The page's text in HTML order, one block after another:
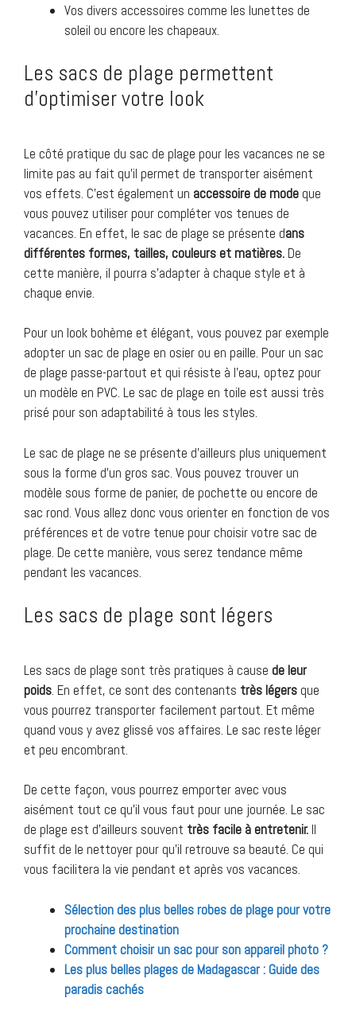
Vos divers accessoires comme les lunettes de
soleil ou encore les chapeaux.
Les sacs de plage permettent
d’optimiser votre look
Le côté pratique du sac de plage pour les vacances ne se
limite pas au fait qu’il permet de transporter aisément
vos effets. C’est également un accessoire de mode que
vous pouvez utiliser pour compléter vos tenues de
vacances. En effet, le sac de plage se présente dans
différentes formes, tailles, couleurs et matières. De
cette manière, il pourra s’adapter à chaque style et à
chaque envie.
Pour un look bohème et élégant, vous pouvez par exemple
adopter un sac de plage en osier ou en paille. Pour un sac
de plage passe-partout et qui résiste à l’eau, optez pour
un modèle en PVC. Le sac de plage en toile est aussi très
prisé pour son adaptabilité à tous les styles.
Le sac de plage ne se présente d’ailleurs plus uniquement
sous la forme d’un gros sac. Vous pouvez trouver un
modèle sous forme de panier, de pochette ou encore de
sac rond. Vous allez donc vous orienter en fonction de vos
préférences et de votre tenue pour choisir votre sac de
plage. De cette manière, vous serez tendance même
pendant les vacances.
Les sacs de plage sont légers
Les sacs de plage sont très pratiques à cause de leur
poids. En effet, ce sont des contenants très légers que
vous pourrez transporter facilement partout. Et même
quand vous y avez glissé vos affaires. Le sac reste léger
et peu encombrant.
De cette façon, vous pourrez emporter avec vous
aisément tout ce qu’il vous faut pour une journée. Le sac
de plage est d’ailleurs souvent très facile à entretenir. Il
suffit de le nettoyer pour qu’il retrouve sa beauté. Ce qui
vous facilitera la vie pendant et après vos vacances.
Sélection des plus belles robes de plage pour votre
prochaine destination
Comment choisir un sac pour son appareil photo ?
Les plus belles plages de Madagascar : Guide des
paradis cachés